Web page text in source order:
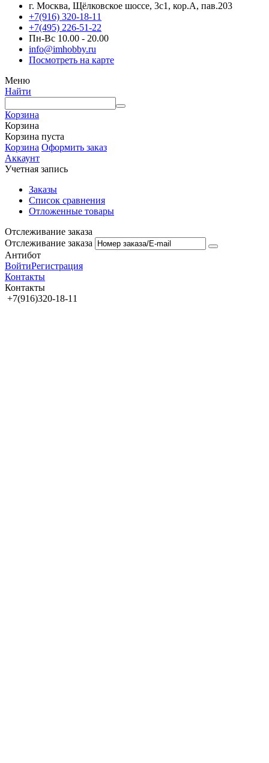
г. Москва, Щёлковское шоссе, 3с1, кор.А, пав.203
+7(916) 320-18-11
+7(495) 226-51-22
Пн-Вс 10.00 - 20.00
info@imhobby.ru
Посмотреть на карте
Меню
Найти
Корзина
Корзина
Корзина пуста
Корзина Оформить заказ
Аккаунт
Учетная запись
Заказы
Список сравнения
Отложенные товары
Отслеживание заказа
Отслеживание заказа
Антибот
ВойтиРегистрация
Контакты
Контакты
+7(916)320-18-11